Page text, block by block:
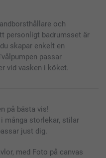
och
personligt badrumsset är
skapar enkelt en
passar
vid vasken i köket.
på bästa vis!
många storlekar, stilar
just dig.
med Foto på canvas